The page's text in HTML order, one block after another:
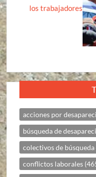
los trabajadores
acciones por
búsqueda de
colectivos de
conflictos laborales